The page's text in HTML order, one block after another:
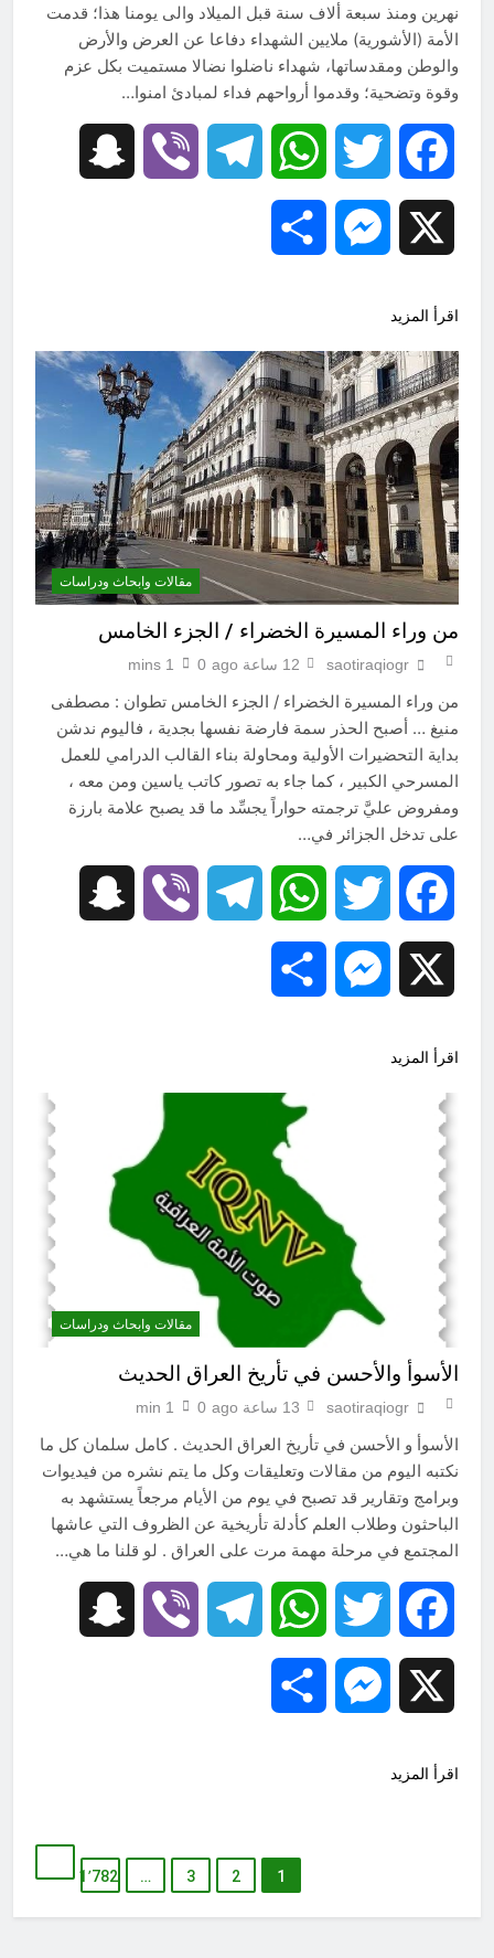
نهرين ومنذ سبعة ألاف سنة قبل الميلاد والى يومنا هذا؛ قدمت
الأمة (الأشورية) ملايين الشهداء دفاعا عن العرض والأرض
والوطن ومقدساتها، شهداء ناضلوا نضالا مستميت بكل عزم
وقوة وتضحية؛ وقدموا أرواحهم فداء لمبادئ امنوا…
Facebook
Twitter
WhatsApp
Telegram
Viber
Messenger
اقرأ المزيد
مقالات وابحاث ودراسات
من وراء المسيرة الخضراء / الجزء الخامس
saotiraqiogr 12 ساعة ago 0
1 mins
من وراء المسيرة الخضراء / الجزء الخامس تطوان : مصطفى
منيغ … أصبح الحذر سمة فارضة نفسها بجدية ، فاليوم ندشن
بداية التحضيرات الأولية ومحاولة بناء القالب الدرامي للعمل
المسرحي الكبير ، كما جاء به تصور كاتب ياسين ومن معه ،
ومفروض عليَّ ترجمته حواراً يجسِّد ما قد يصبح علامة بارزة
على تدخل الجزائر في…
Facebook
Twitter
WhatsApp
Telegram
Viber
Messenger
اقرأ المزيد
مقالات وابحاث ودراسات
الأسوأ والأحسن في تأريخ العراق الحديث
saotiraqiogr 13 ساعة ago 0
1 min
الأسوأ و الأحسن في تأريخ العراق الحديث . كامل سلمان كل ما
نكتبه اليوم من مقالات وتعليقات وكل ما يتم نشره من فيديوات
وبرامج وتقارير قد تصبح في يوم من الأيام مرجعاً يستشهد به
الباحثون وطلاب العلم كأدلة تأريخية عن الظروف التي عاشها
المجتمع في مرحلة مهمة مرت على العراق . لو قلنا ما هي…
Facebook
Twitter
WhatsApp
Telegram
Viber
Messenger
اقرأ المزيد
1
2
3
… 1٬782